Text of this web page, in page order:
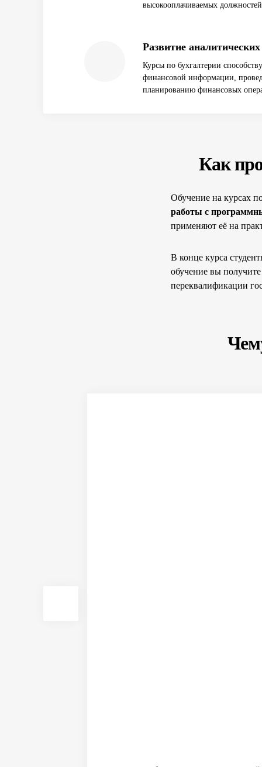
высокооплачиваемых
Развитие
Курсы по бухгалтерии
финансовой информации,
планированию финансовых
Как
Обучение на курсах
работы с
применяют её на
В конце курса
обучение вы
переквалификации